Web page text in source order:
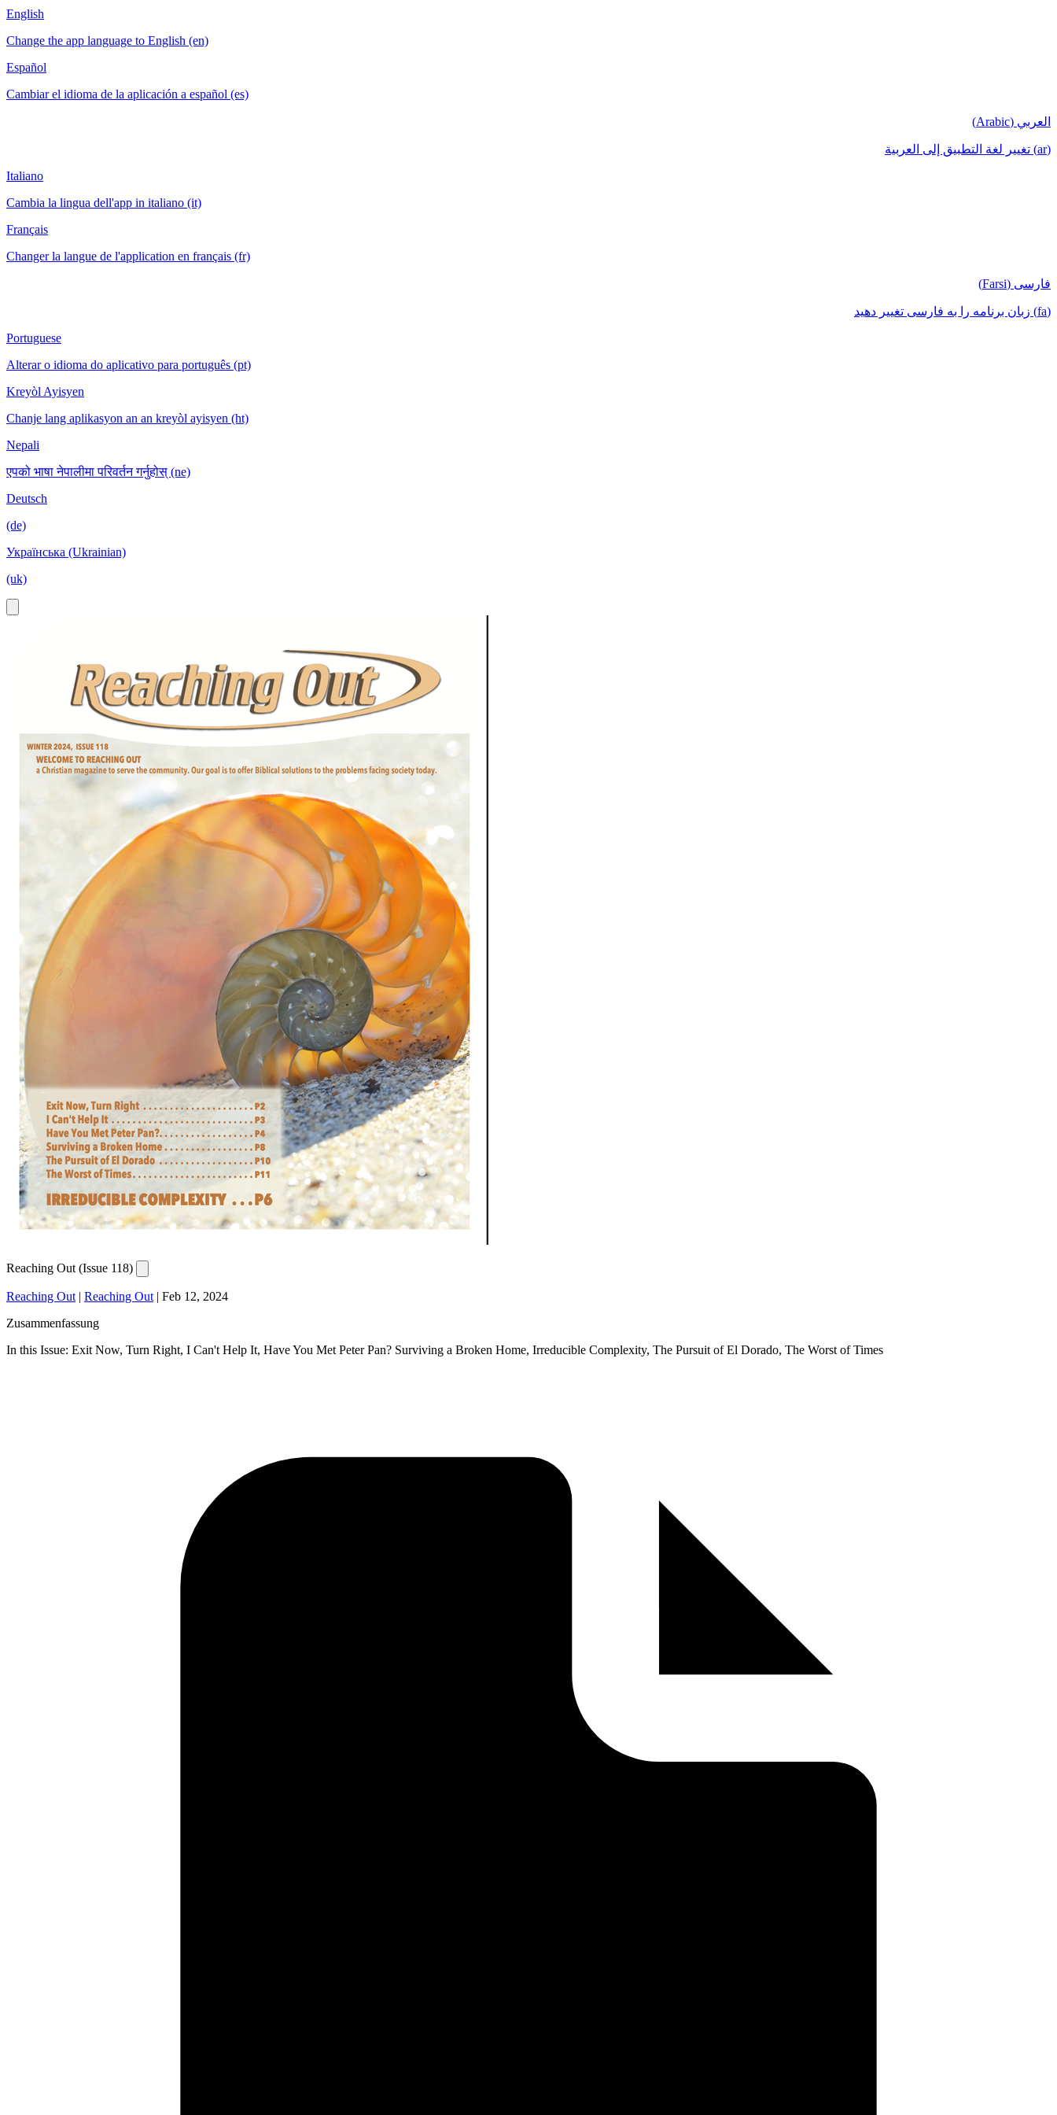
English
Change the app language to English (en)
Español
Cambiar el idioma de la aplicación a español (es)
العربي (Arabic)
(ar) تغيير لغة التطبيق إلى العربية
Italiano
Cambia la lingua dell'app in italiano (it)
Français
Changer la langue de l'application en français (fr)
فارسی (Farsi)
(fa) زبان برنامه را به فارسی تغییر دهید
Portuguese
Alterar o idioma do aplicativo para português (pt)
Kreyòl Ayisyen
Chanje lang aplikasyon an an kreyòl ayisyen (ht)
Nepali
एपको भाषा नेपालीमा परिवर्तन गर्नुहोस् (ne)
Deutsch
(de)
Українська (Ukrainian)
(uk)
Reaching Out (Issue 118)
Reaching Out | Reaching Out | Feb 12, 2024
Zusammenfassung
In this Issue: Exit Now, Turn Right, I Can't Help It, Have You Met Peter Pan? Surviving a Broken Home, Irreducible Complexity, The Pursuit of El Dorado, The Worst of Times